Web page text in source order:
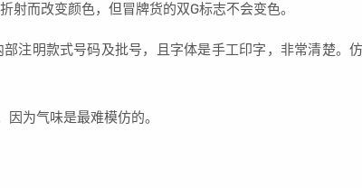
而改变颜色，但冒牌货的双G标志不会变色。
注明款式号码及批号，且字体是手工印字，非常清楚。仿
为气味是最难模仿的。